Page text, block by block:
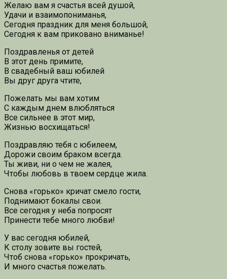
Желаю вам я счастья всей душой,
Удачи и взаимопониманья,
Сегодня праздник для меня большой,
Сегодня к вам приковано вниманье!
Поздравленья от детей
В этот день примите,
В свадебный ваш юбилей
Вы друг друга чтите,
Пожелать мы вам хотим
С каждым днем влюбляться
Все сильнее в этот мир,
Жизнью восхищаться!
Поздравляю тебя с юбилеем,
Дорожи своим браком всегда.
Ты живи, ни о чем не жалея,
Чтобы любовь в твоем сердце жила.
Снова «горько» кричат смело гости,
Поднимают бокалы свои.
Все сегодня у неба попросят
Принести тебе много любви!
У вас сегодня юбилей,
К столу зовите вы гостей,
Чтоб снова «горько» прокричать,
И много счастья пожелать.